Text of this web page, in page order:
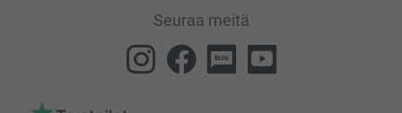
Seuraa meitä